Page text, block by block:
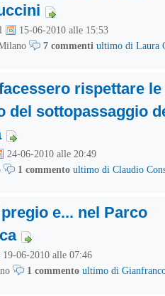
15-06-2010 alle 15:53
7 commenti ultimo di Laura
rispettare le
del sottopassaggio
24-06-2010 alle 20:49
1 commento ultimo di Claudio
e... nel Parco
19-06-2010 alle 07:46
1 commento ultimo di